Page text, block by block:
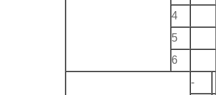
4
5
6
-